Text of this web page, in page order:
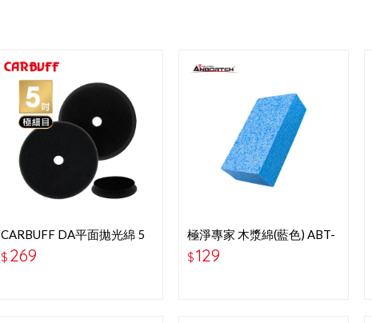
CARBUFF DA平面拋光綿 5
吋-黑色-極細拋
$ 269
極淨專家 木漿綿(藍色) ABT-
D023BL
$129